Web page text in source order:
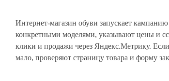
Интернет-магазин обуви запускает
конкретными моделями, указывают цены и
клики и продажи через Яндекс.Метрику.
мало, проверяют страницу товара и форму